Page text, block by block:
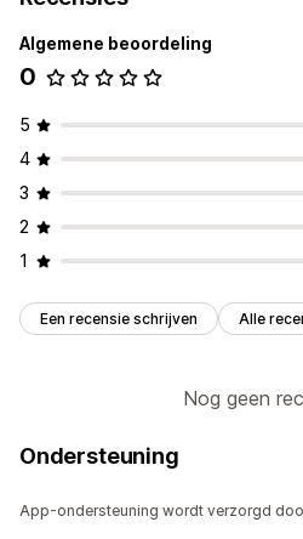
Algemene beoordeling
0
5
4
3
2
1
Een recensie schrijven Alle
Nog geen
Ondersteuning
App-ondersteuning wordt verzorgd